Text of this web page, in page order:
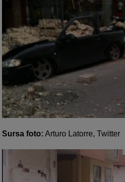
Sursa foto: Arturo Latorre, Twitter